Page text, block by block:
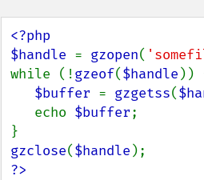
<?php
$handle = gzopen(
while (!gzeof($handle ))
$buffer = gzgetss(
   echo
$buffer;
gzclose($handle
?>